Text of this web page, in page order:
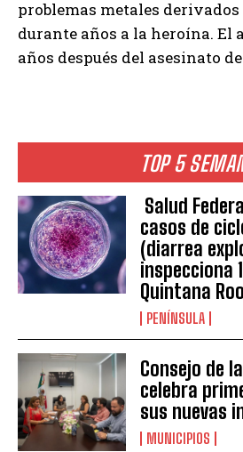
TOP 5
Salud
casos de
(diarrea
inspecciona
Quintana Roo
PENÍNSULA
Consejo de
celebra
sus nuevas
MUNICIPIOS
problemas metales derivados
durante años a la heroína. El
años después del asesinato